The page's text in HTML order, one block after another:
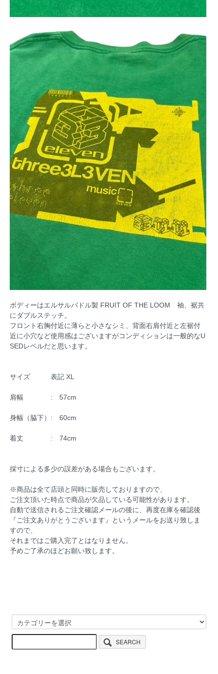
ボディーはエルサルバドル製 FRUIT OF THE LOOM 袖、裾共
にダブルステッチ。
フロント右胸付近に薄らと小さなシミ、背面右肩付近と左裾付
近に小穴など使用感はございますがコンディションは一般的なU
SEDレベルだと思います。
サイズ 表記 XL
肩幅 : 57cm
身幅（脇下）: 60cm
着丈 : 74cm
採寸による多少の誤差がある場合もございます。
※商品は全て店頭と同時に販売しておりますので、
ご注文頂いた時点で商品が欠品している可能性があります。
自動で送信されるご注文確認メールの後に、再度在庫を確認後
『ご注文ありがとうございます』というメールをお送り致しま
すので、
それまではご購入完了とはなりません。
予めご了承のほどお願い致します。
SEARCH